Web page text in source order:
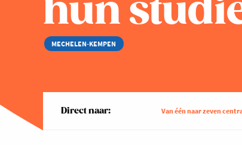
hun
MECHELEN-KEMPEN
Direct naar: Van één naar zeven